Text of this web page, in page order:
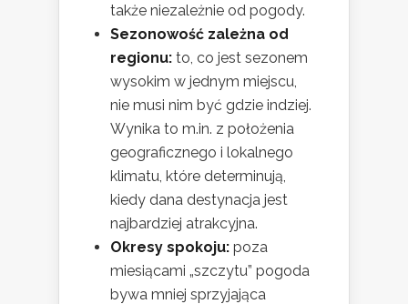
także niezależnie od pogody.
Sezonowość zależna od
regionu: to, co jest sezonem
wysokim w jednym miejscu,
nie musi nim być gdzie indziej.
Wynika to m.in. z położenia
geograficznego i lokalnego
klimatu, które determinują,
kiedy dana destynacja jest
najbardziej atrakcyjna.
Okresy spokoju: poza
miesiącami „szczytu” pogoda
bywa mniej sprzyjająca